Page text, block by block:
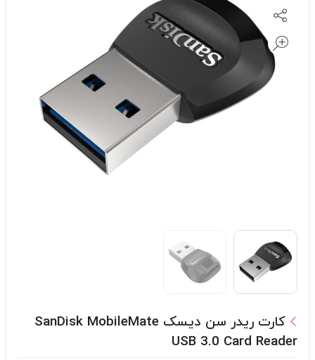
کارت ریدر سن دیسک SanDisk MobileMate
USB 3.0 Card Reader